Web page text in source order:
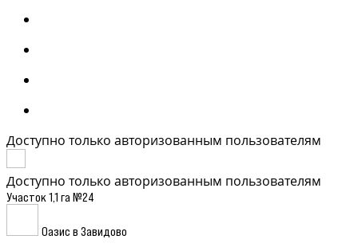
Доступно только авторизованным пользователям
Доступно только авторизованным пользователям
Участок 1,1 га №24
Оазис в Завидово